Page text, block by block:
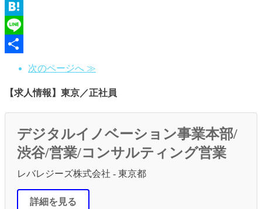
Email
Hatena
Line
次のページへ ≫
【求人情報】東京／正社員
デジタルイノベーション事業本部/
渋谷/営業/コンサルティング営業
レバレジーズ株式会社 - 東京都
詳細を見る